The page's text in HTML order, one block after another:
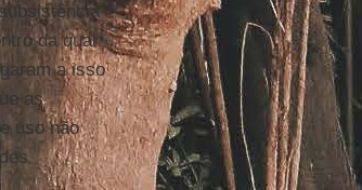
da qual
a isso
as
uso não